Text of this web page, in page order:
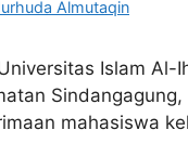
Almutaqin
Islam
mahasiswa